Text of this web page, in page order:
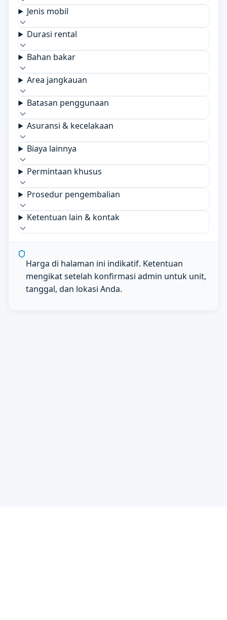
Jenis mobil
Durasi rental
Bahan bakar
Area jangkauan
Batasan penggunaan
Asuransi & kecelakaan
Biaya lainnya
Permintaan khusus
Prosedur pengembalian
Ketentuan lain & kontak
Harga di halaman ini indikatif. Ketentuan
mengikat setelah konfirmasi admin untuk unit,
tanggal, dan lokasi Anda.